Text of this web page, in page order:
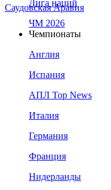
Саудовская Аравия
Лига наций
ЧМ 2026
Чемпионаты
Англия
Испания
АПЛ Top News
Италия
Германия
Франция
Нидерланды